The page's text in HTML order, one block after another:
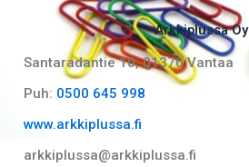
Arkkiplussa Oy
Santaradantie 10, 01370 Vantaa​
Puh: 0500 645 998
www.arkkiplussa.fi
arkkiplussa@arkkiplussa.fi